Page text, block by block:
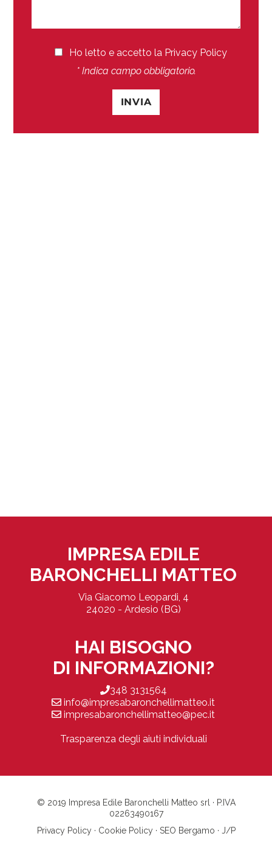
Ho letto e accetto la Privacy Policy
* Indica campo obbligatorio.
IMPRESA EDILE
BARONCHELLI MATTEO
Via Giacomo Leopardi, 4
24020 - Ardesio (BG)
HAI BISOGNO
DI INFORMAZIONI?
348 3131564
info@impresabaronchellimatteo.it
impresabaronchellimatteo@pec.it
Trasparenza degli aiuti individuali
© 2019 Impresa Edile Baronchelli Matteo srl · P.IVA
02263490167
Privacy Policy· Cookie Policy· SEO Bergamo · J/P